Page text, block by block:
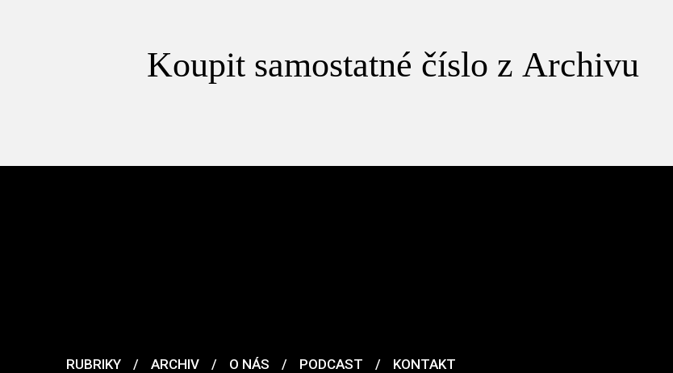
Koupit samostatné číslo z Archivu
RUBRIKY / ARCHIV / O NÁS / PODCAST /
KONTAKT